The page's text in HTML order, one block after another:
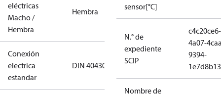
eléctricas
Macho /
Hembra
Hembra
Conexión
electrica
estandar
DIN 40430
sensor[°C]
N.° de
expediente
SCIP
c4c20ce6-
4a07-
9394-
Nombre de